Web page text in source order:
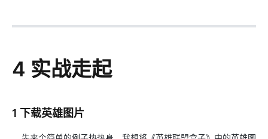
4 实战走起
1 下载英雄图片